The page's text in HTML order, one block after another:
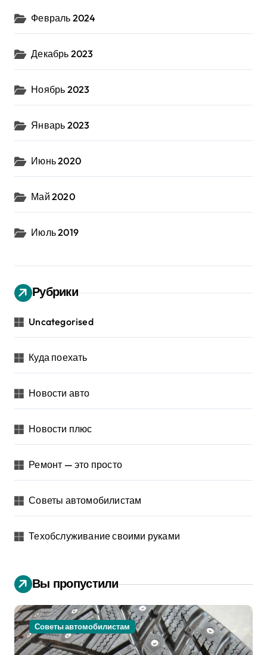
Февраль 2024
Декабрь 2023
Ноябрь 2023
Январь 2023
Июнь 2020
Май 2020
Июль 2019
Рубрики
Uncategorised
Куда поехать
Новости авто
Новости плюс
Ремонт — это просто
Советы автомобилистам
Техобслуживание своими руками
Вы пропустили
Советы автомобилистам